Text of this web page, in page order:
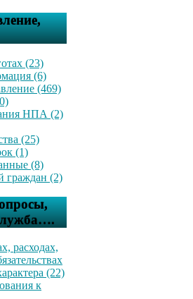
(23)
(6)
(469)
НПА (2)
(25)
(1)
(8)
граждан (2)
расходах,
(22)
к